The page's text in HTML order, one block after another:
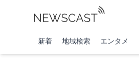
新着 地域検索 エンタメ